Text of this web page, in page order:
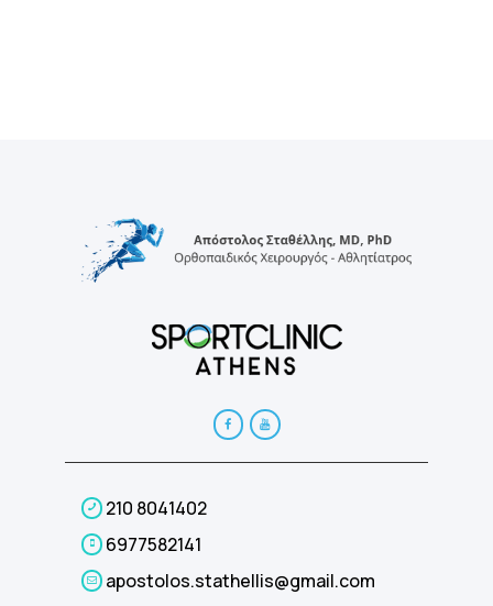
210 8041402
6977582141
apostolos.stathellis@gmail.com